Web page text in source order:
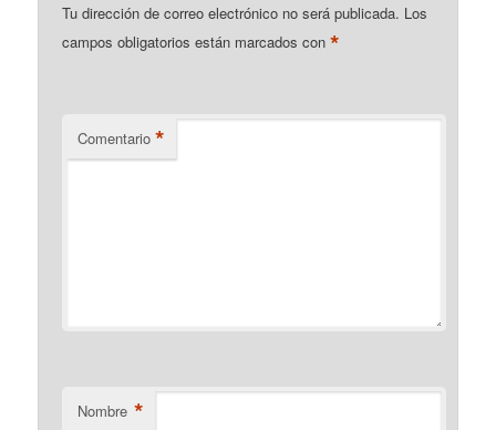
Tu dirección de correo electrónico no será publicada. Los
campos obligatorios están marcados con*
Comentario *
Nombre *